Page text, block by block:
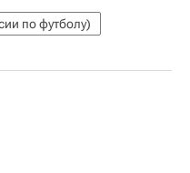
по футболу)